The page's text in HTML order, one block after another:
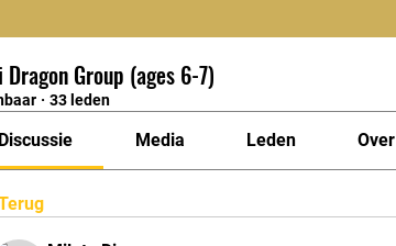
Dragon Group (ages 6-7)
· 33 leden
Discussie Media Leden Over